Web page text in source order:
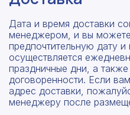
Дата и время доставки
менеджером, и вы можете
предпочтительную дату
осуществляется
праздничные дни, а
договоренности. Если
адрес доставки,
менеджеру после
Заполните форму
точный расчет